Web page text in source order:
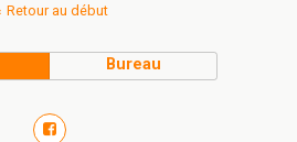
Retour au début
Bureau